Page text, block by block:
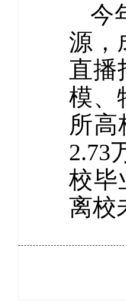
今
源，
直播
模、
所
2.73
校毕
离校